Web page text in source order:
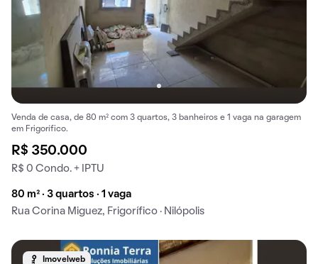
Venda de casa, de 80 m² com 3 quartos, 3 banheiros e 1 vaga na garagem
em Frigorífico.
R$ 350.000
R$ 0 Condo. + IPTU
80 m² · 3 quartos · 1 vaga
Rua Corina Miguez, Frigorífico · Nilópolis
Imovelweb